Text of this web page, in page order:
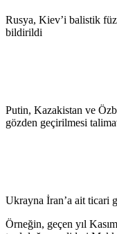
Rusya, Kiev’i balistik
bildirildi
Putin, Kazakistan ve
gözden geçirilmesi
Ukrayna İran’a ait ticari
Örneğin, geçen yıl